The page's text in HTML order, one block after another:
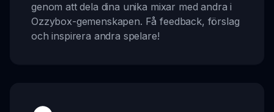
genom att dela dina unika mixar med andra i
Ozzybox-gemenskapen. Få feedback, förslag
och inspirera andra spelare!